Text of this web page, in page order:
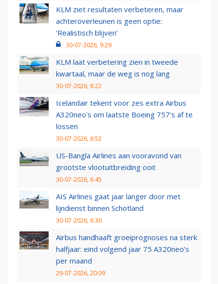
KLM ziet resultaten verbeteren, maar
achteroverleunen is geen optie:
‘Realistisch blijven’
30-07-2026, 9:29
KLM laat verbetering zien in tweede
kwartaal, maar de weg is nog lang
30-07-2026, 8:22
Icelandair tekent voor zes extra Airbus
A320neo's om laatste Boeing 757's af te
lossen
30-07-2026, 6:52
US-Bangla Airlines aan vooravond van
grootste vlootuitbreiding ooit
30-07-2026, 6:45
AIS Airlines gaat jaar langer door met
lijndienst binnen Schotland
30-07-2026, 6:30
Airbus handhaaft groeiprognoses na sterk
halfjaar: eind volgend jaar 75 A320neo’s
per maand
29-07-2026, 20:09